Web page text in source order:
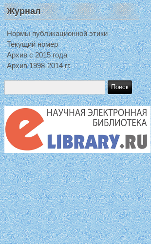
Журнал
Нормы публикационной этики
Текущий номер
Архив с 2015 года
Архив 1998-2014 гг.